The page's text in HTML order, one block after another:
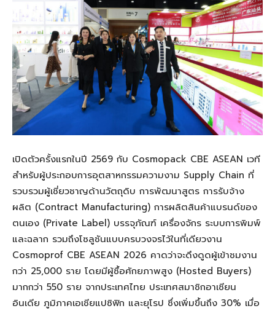
เปิดตัวครั้งแรกในปี 2569 กับ Cosmopack CBE ASEAN เวที
สำหรับผู้ประกอบการอุตสาหกรรมความงาม Supply Chain ที่
รวบรวมผู้เชี่ยวชาญด้านวัตถุดิบ การพัฒนาสูตร การรับจ้าง
ผลิต (Contract Manufacturing) การผลิตสินค้าแบรนด์ของ
ตนเอง (Private Label) บรรจุภัณฑ์ เครื่องจักร ระบบการพิมพ์
และฉลาก รวมถึงโซลูชันแบบครบวงจรไว้ในที่เดียวงาน
Cosmoprof CBE ASEAN 2026 คาดว่าจะดึงดูดผู้เข้าชมงาน
กว่า 25,000 ราย โดยมีผู้ซื้อศักยภาพสูง (Hosted Buyers)
มากกว่า 550 ราย จากประเทศไทย ประเทศสมาชิกอาเซียน
อินเดีย ภูมิภาคเอเชียแปซิฟิก และยุโรป ซึ่งเพิ่มขึ้นถึง 30% เมื่อ